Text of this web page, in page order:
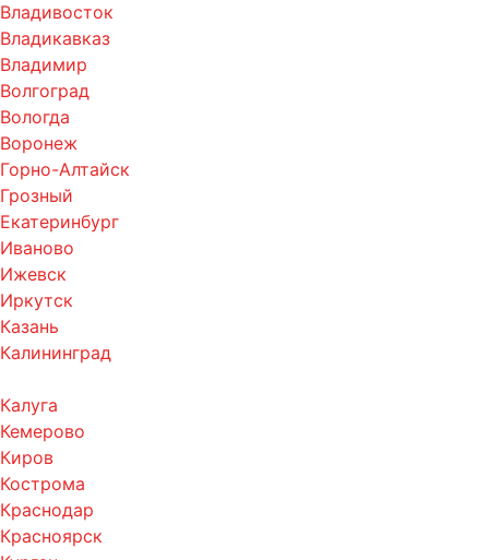
Владивосток
Владикавказ
Владимир
Волгоград
Вологда
Воронеж
Горно-Алтайск
Грозный
Екатеринбург
Иваново
Ижевск
Иркутск
Казань
Калининград
Калуга
Кемерово
Киров
Кострома
Краснодар
Красноярск